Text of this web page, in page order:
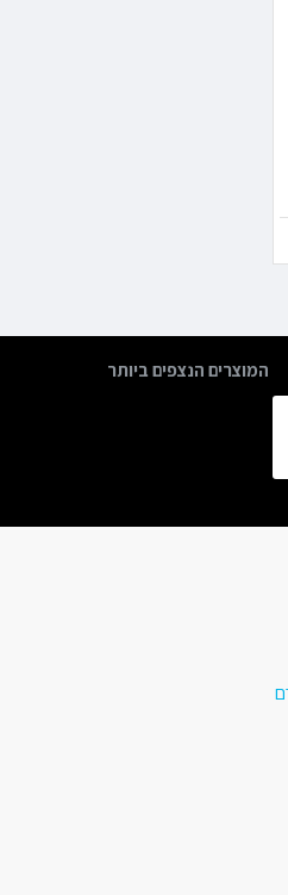
המוצרים הנצפים ביותר